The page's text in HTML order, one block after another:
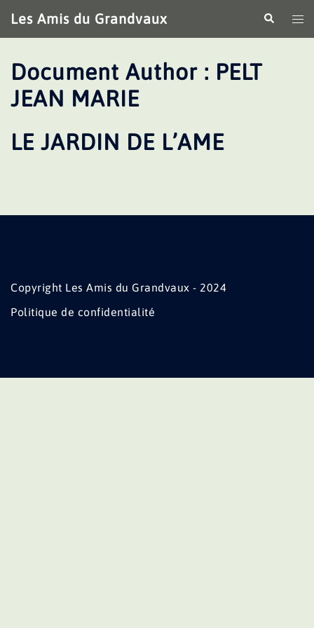
au
contenu
Les Amis du Grandvaux
le
Document Author : PELT
JEAN MARIE
LE JARDIN DE L’AME
Copyright Les Amis du Grandvaux - 2024
Politique de confidentialité